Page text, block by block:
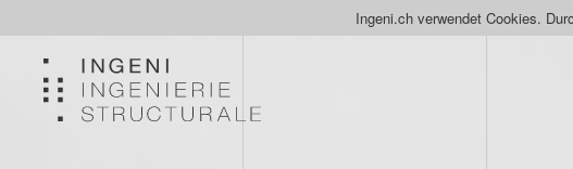
Ingeni.ch verwendet Cookies.